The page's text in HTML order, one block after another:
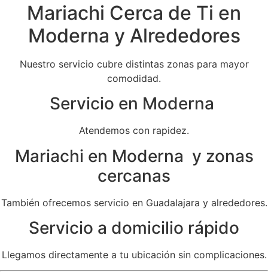
Mariachi Cerca de Ti en
Moderna y Alrededores
Nuestro servicio cubre distintas zonas para mayor
comodidad.
Servicio en Moderna
Atendemos con rapidez.
Mariachi en Moderna y zonas
cercanas
También ofrecemos servicio en Guadalajara y alrededores.
Servicio a domicilio rápido
Llegamos directamente a tu ubicación sin complicaciones.